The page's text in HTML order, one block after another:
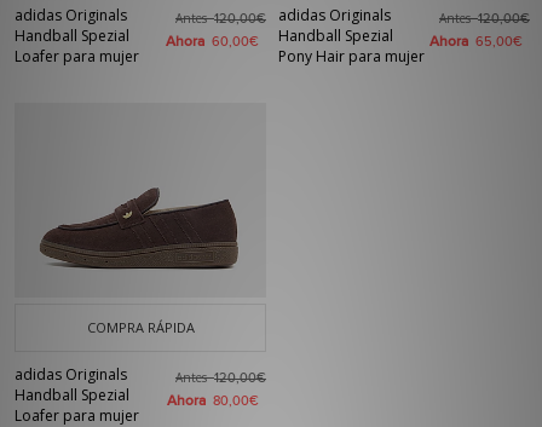
adidas Originals
Handball Spezial
Loafer para mujer
Antes120,00€
Ahora 60,00€
adidas Originals
Handball Spezial
Pony Hair para mujer
Antes120,00€
Ahora 65,00€
COMPRA RÁPIDA
adidas Originals
Handball Spezial
Loafer para mujer
Antes120,00€
Ahora 80,00€